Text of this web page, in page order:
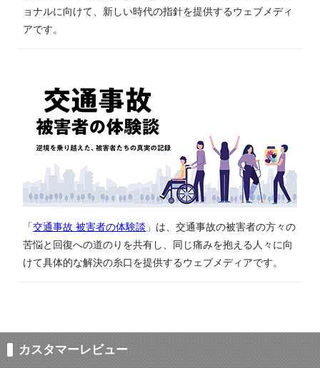
ョナルに向けて、新しい時代の指針を提供するウェブメディ
アです。
「交通事故 被害者の体験談 」は、​交通事故の​被害者の​方々の​
苦悩と​回復への​道のりを​共有し、同じ​痛みを​抱える​人々に​向
けて具体的な​解決の​糸口を​提供する​ウェブメディアです。​
カスタマーレビュー